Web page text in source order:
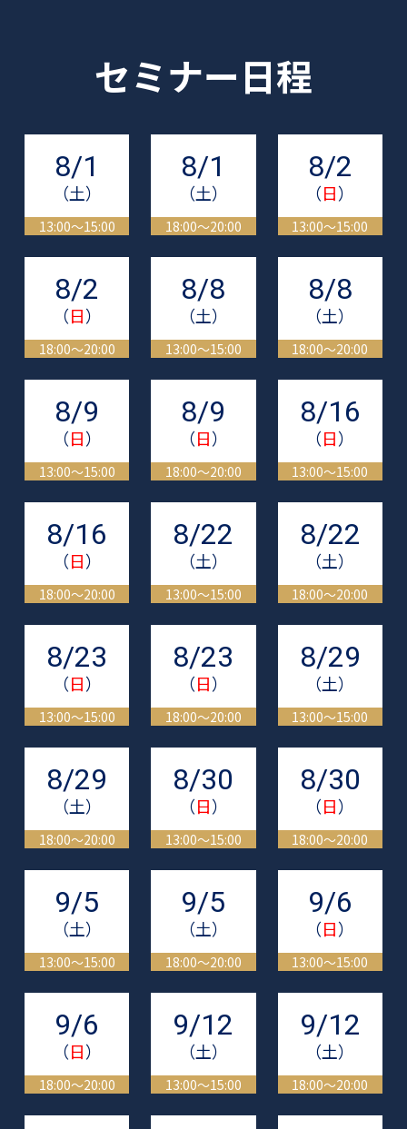
セミナー日程
8/1
（土）
13:00～15:00
8/1
（土）
18:00～20:00
8/2
（日）
13:00～15:00
8/2
（日）
18:00～20:00
8/8
（土）
13:00～15:00
8/8
（土）
18:00～20:00
8/9
（日）
13:00～15:00
8/9
（日）
18:00～20:00
8/16
（日）
13:00～15:00
8/16
（日）
18:00～20:00
8/22
（土）
13:00～15:00
8/22
（土）
18:00～20:00
8/23
（日）
13:00～15:00
8/23
（日）
18:00～20:00
8/29
（土）
13:00～15:00
8/29
（土）
18:00～20:00
8/30
（日）
13:00～15:00
8/30
（日）
18:00～20:00
9/5
（土）
13:00～15:00
9/5
（土）
18:00～20:00
9/6
（日）
13:00～15:00
9/6
（日）
18:00～20:00
9/12
（土）
13:00～15:00
9/12
（土）
18:00～20:00